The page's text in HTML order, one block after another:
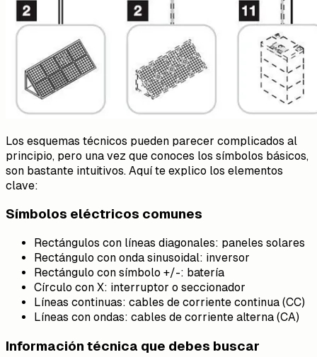
Los esquemas técnicos pueden parecer complicados al
principio, pero una vez que conoces los símbolos básicos,
son bastante intuitivos. Aquí te explico los elementos
clave:
Símbolos eléctricos comunes
Rectángulos con líneas diagonales: paneles solares
Rectángulo con onda sinusoidal: inversor
Rectángulo con símbolo +/-: batería
Círculo con X: interruptor o seccionador
Líneas continuas: cables de corriente continua (CC)
Líneas con ondas: cables de corriente alterna (CA)
Información técnica que debes buscar